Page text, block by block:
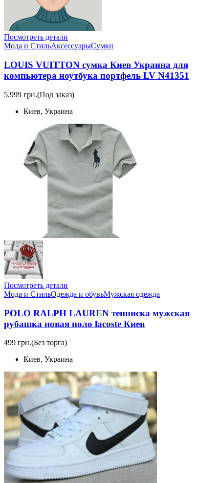
Посмотреть детали
Мода и СтильАксессуарыСумки
LOUIS VUITTON сумка Киев Украина для
компьютера ноутбука портфель LV N41351
5,999 грн.(Под заказ)
Киев, Украина
Посмотреть детали
Мода и СтильОдежда и обувьМужская одежда
POLO RALPH LAUREN тенниска мужская
рубашка новая поло lacoste Киев
499 грн.(Без торга)
Киев, Украина